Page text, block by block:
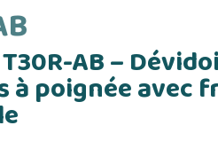
AB –
à poignée avec